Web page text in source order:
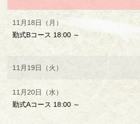
11月18日（月）
勤式Bコース 18:00 ～
11月19日（火）
11月20日（水）
勤式Aコース 18:00 ～